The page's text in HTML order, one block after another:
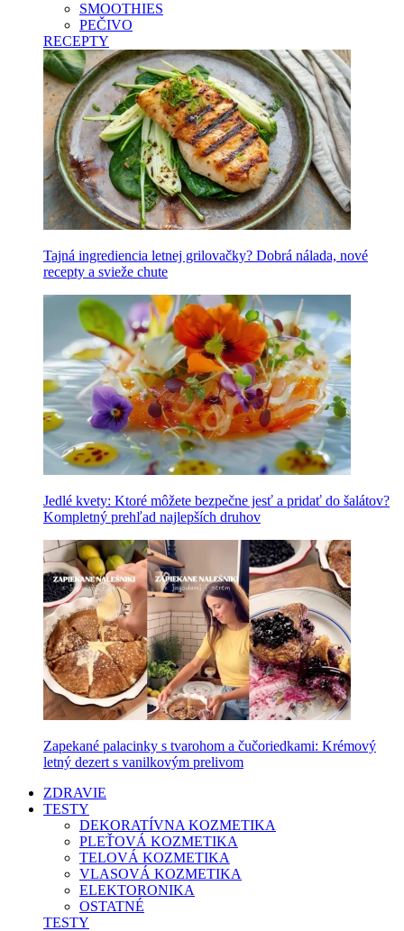
SMOOTHIES
PEČIVO
RECEPTY
Tajná ingrediencia letnej grilovačky? Dobrá nálada, nové
recepty a svieže chute
Jedlé kvety: Ktoré môžete bezpečne jesť a pridať do šalátov?
Kompletný prehľad najlepších druhov
Zapekané palacinky s tvarohom a čučoriedkami: Krémový
letný dezert s vanilkovým prelivom
ZDRAVIE
TESTY
DEKORATÍVNA KOZMETIKA
PLEŤOVÁ KOZMETIKA
TELOVÁ KOZMETIKA
VLASOVÁ KOZMETIKA
ELEKTORONIKA
OSTATNÉ
TESTY